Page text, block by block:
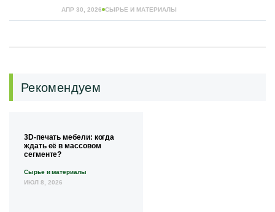
АПР 30, 2026 СЫРЬЕ И МАТЕРИАЛЫ
Рекомендуем
3D-печать мебели: когда
ждать её в массовом
сегменте?
Сырье и материалы
ИЮЛ 8, 2026